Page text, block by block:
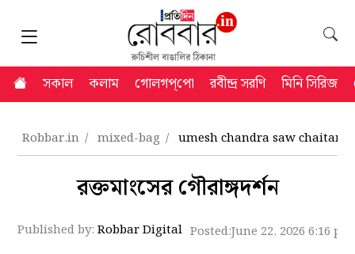
সকাল কলাম গোলগপ্‌পো রবীন্দ্র সরণি মিনি সিরিজ
Robbar.in mixed-bag umesh chandra saw
রক্তমাংসের গৌরাঙ্গদর্শন
Published by:Robbar Digital Posted:June 22, 2026 6:16 pm